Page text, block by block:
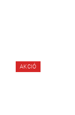
AKCIÓ